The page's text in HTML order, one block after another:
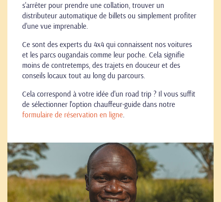
s'arrêter pour prendre une collation, trouver un
distributeur automatique de billets ou simplement profiter
d'une vue imprenable.
Ce sont des experts du 4x4 qui connaissent nos voitures
et les parcs ougandais comme leur poche. Cela signifie
moins de contretemps, des trajets en douceur et des
conseils locaux tout au long du parcours.
Cela correspond à votre idée d'un road trip ? Il vous suffit
de sélectionner l'option chauffeur-guide dans notre
formulaire de réservation en ligne.
Go
to